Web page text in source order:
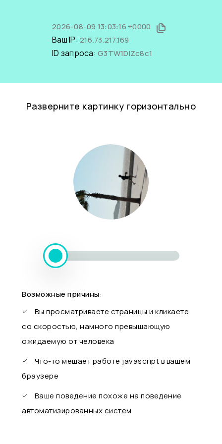
2026-08-09 13:03:16 +0000
Ваш IP: 216.73.217.169
ID запроса: G3TW1DlZc8c1
Разверните картинку горизонтально
Возможные причины:
Вы просматриваете страницы и кликаете
со скоростью, намного превышающую
ожидаемую от человека
Что-то мешает работе javascript в вашем
браузере
Ваше поведение похоже на поведение
автоматизированных систем